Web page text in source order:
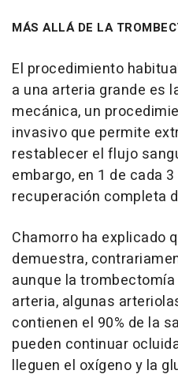
MÁS ALLÁ DE LA
El procedimiento
a una arteria grande es
mecánica, un
invasivo que permite
restablecer el flujo
embargo, en 1 de cada
recuperación completa
Chamorro ha explicado
demuestra,
aunque la
arteria, algunas
contienen el 90% de la
pueden continuar
lleguen el oxígeno y la